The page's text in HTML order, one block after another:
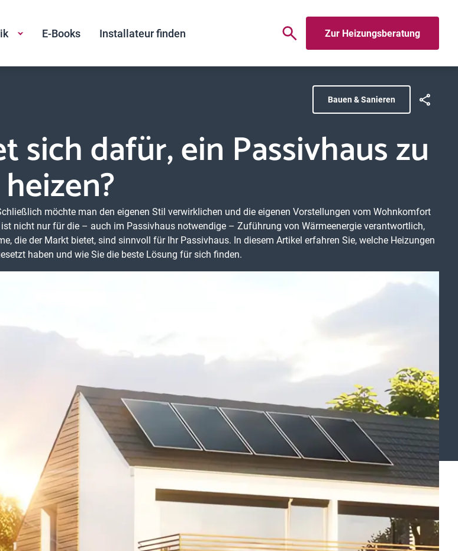
E-Books Installateur finden Zur Heizungsberatung
Bauen & Sanieren
sich dafür, ein Passivhaus zu
heizen?
möchte man den eigenen Stil verwirklichen und die eigenen Vorstellungen vom Wohnkomfort
nicht nur für die – auch im Passivhaus notwendige – Zuführung von Wärmeenergie verantwortlich,
die der Markt bietet, sind sinnvoll für Ihr Passivhaus. In diesem Artikel erfahren Sie, welche Heizungen
haben und wie Sie die beste Lösung für sich finden.